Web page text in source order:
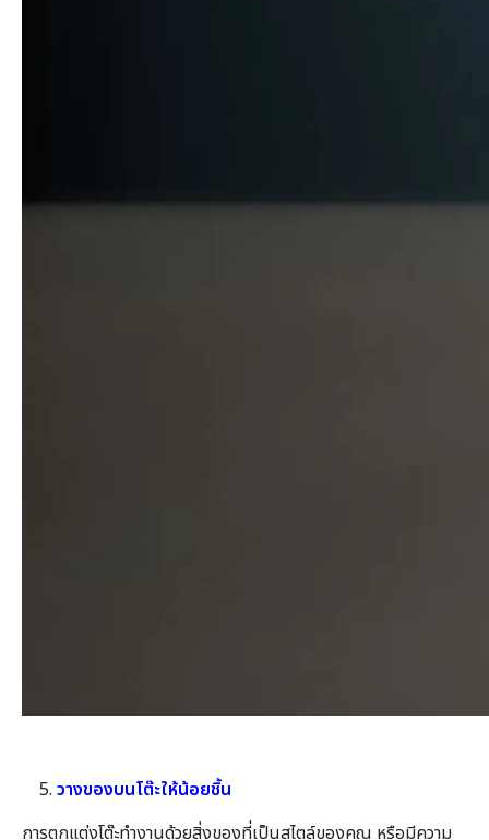
วางของบนโต๊ะให้น้อยชิ้น
การตกแต่งโต๊ะทำงานด้วยสิ่งของที่เป็นสไตล์ของคุณ หรือมีความ